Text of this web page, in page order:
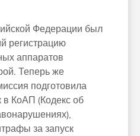
Федерации был
регистрацию
аппаратов
Теперь же
подготовила
в КоАП (Кодекс об
за запуск